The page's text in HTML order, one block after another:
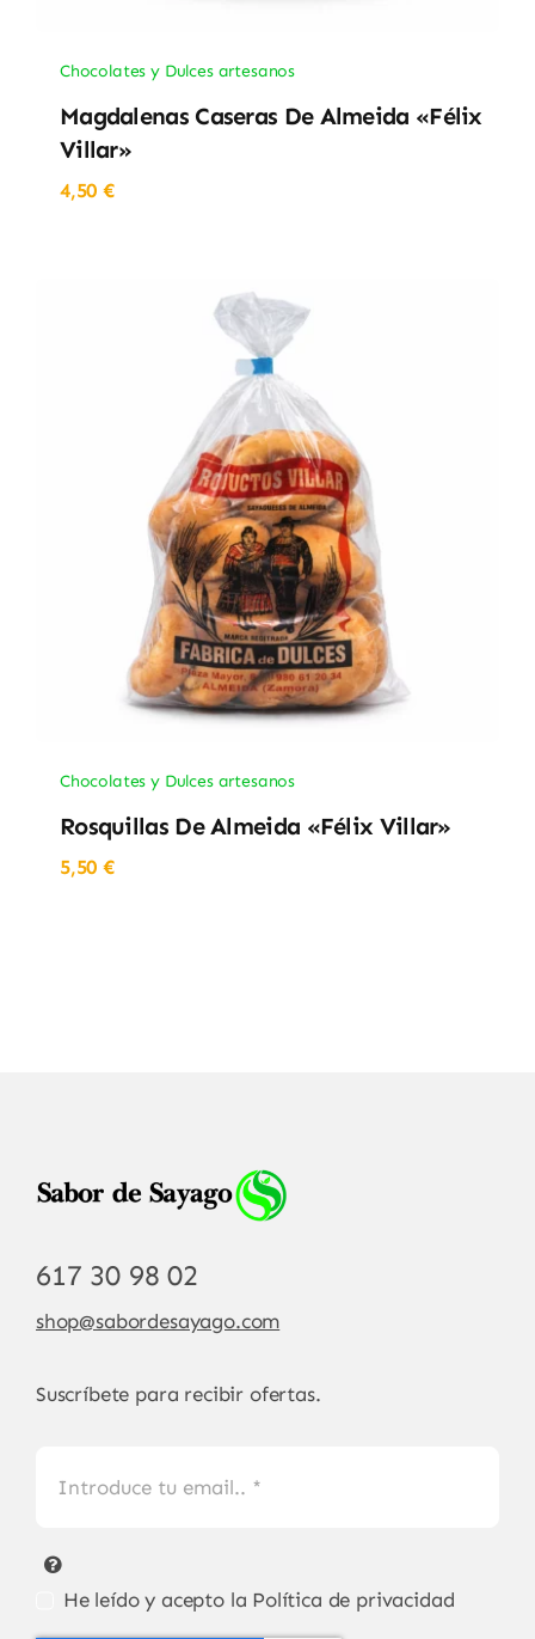
Chocolates y Dulces artesanos
Magdalenas Caseras De Almeida «Félix
Villar»
4,50€
Chocolates y Dulces artesanos
Rosquillas De Almeida «Félix Villar»
5,50€
617 30 98 02
shop@sabordesayago.com
Suscríbete para recibir ofertas.
He leído y acepto la Política de privacidad